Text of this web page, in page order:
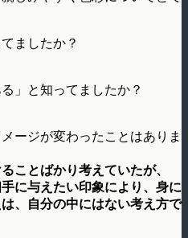
ましたか？
」と知ってましたか？
ージが変わったことはありま
ことばかり考えていたが、
に与えたい印象により、身に
、自分の中にはない考え方で